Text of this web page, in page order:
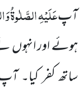
آپعَلَیْہِ الصَّلٰوۃُ
ہوئے اور
ساتھ کفر کیا۔